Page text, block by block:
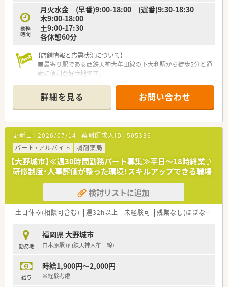
【求人情報について】
■想定年収は440万円から550万円となっており、これまでのご
経験やスキルを正当に評価した上で、納得の待遇を提示します。
ベートの時間をしっかりと確保して心身ともにリフレッシュで
きます。
■最新の調剤機器や処方せん送信アプリを導入しており、薬剤師
の対物業務を効率化して、対人業務に専念できる体制を整えてい
ます。
勤務
時間
月火水金 (早番)9:00-18:00 (遅番)9:30-18:30
木9:00-18:00
土9:00-17:30
各休憩60分
【店舗情報と応需状況について】
■最寄り駅である西鉄天神大牟田線の下大利駅から徒歩5分と通
勤に便利な好立地です。
から150枚応需します。
■常勤薬剤師4名とパート2名の厚い人員体制で協力しながら業
務を行っています。
【募集背景と求める人物像について】
■来夏の新店舗開局を見据えた増員募集であり即戦力となる経
験者を歓迎しています。
■チームワークを大切にし周囲と協調しながら業務に取り組め
る方を求めています。
■指示を待つだけでなく自ら考えて前向きに行動できる主体性
のある方が活躍できます。
【法人特徴について】
■大野城市を中心に地域に根差した店舗展開を行っており無理
■社長自身が薬剤師であり現場の状況や働くスタッフの気持ち
を深く理解しています。
■社員想いの社風で知られ過去には社内交流イベントも活発に
詳細を見る お問い合わせ
更新日： 2026/07/14 薬剤師求人ID： 505336
パート・アルバイト
調剤薬局
【大野城市】≪週30時間勤務パート募集≫平日～18時終業♪
研修制度・人事評価が整った環境！スキルアップできる職場
検討リストに追加
土日休み(相談可含む) 週32h以上 未経験可 残業なし(ほぼなし含む)
勤務地
福岡県 大野城市
白木原駅 (西鉄天神大牟田線)
給与
時給1,900円～2,000円
※経験考慮